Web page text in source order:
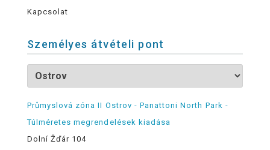
Kapcsolat
Személyes átvételi pont
Průmyslová zóna II Ostrov - Panattoni North Park -
Túlméretes megrendelések kiadása
Dolní Žďár 104